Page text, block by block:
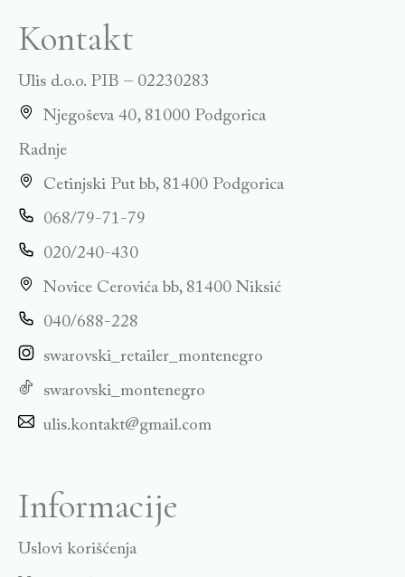
Kontakt
Ulis d.o.o. PIB – 02230283
Njegoševa 40, 81000 Podgorica
Radnje
Cetinjski Put bb, 81400 Podgorica
068/79-71-79
020/240-430
Novice Cerovića bb, 81400 Niksić
040/688-228
swarovski_retailer_montenegro
swarovski_montenegro
ulis.kontakt@gmail.com
Informacije
Uslovi korišćenja